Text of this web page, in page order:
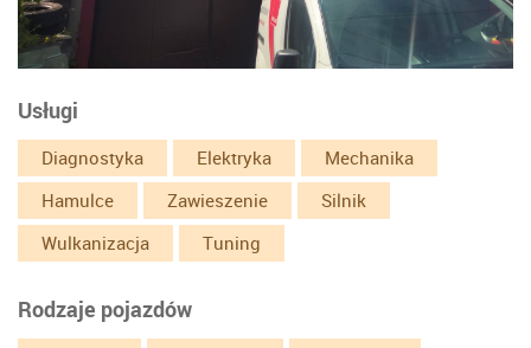
Usługi
Diagnostyka Elektryka
Mechanika
Hamulce
Zawieszenie
Silnik
Wulkanizacja
Tuning
Rodzaje pojazdów